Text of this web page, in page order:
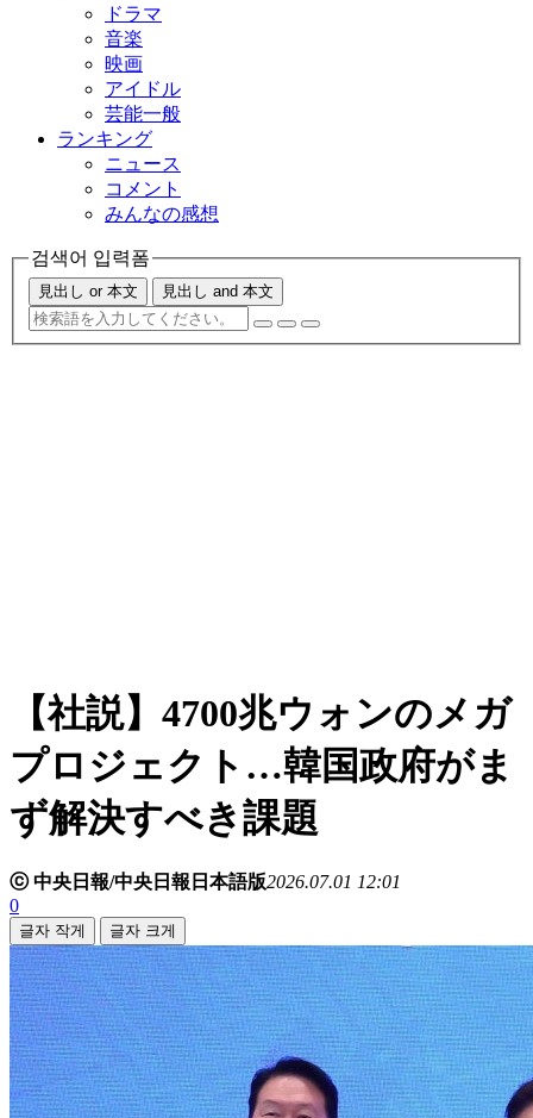
ドラマ
音楽
映画
アイドル
芸能一般
ランキング
ニュース
コメント
みんなの感想
검색어 입력폼
見出し or 本文 見出し and 本文
【社説】4700兆ウォンのメガ
プロジェクト…韓国政府がま
ず解決すべき課題
ⓒ 中央日報/中央日報日本語版2026.07.01 12:01
0
글자 작게 글자 크게